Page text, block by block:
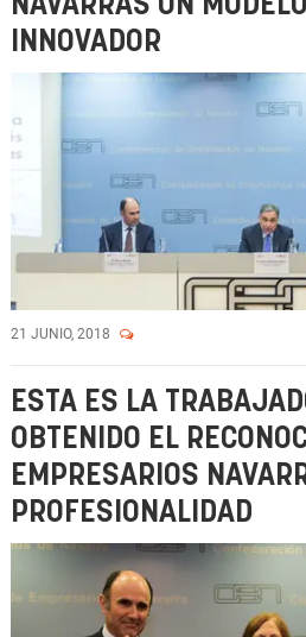
INNOVADOR
21 JUNIO, 2018
ESTA ES LA
OBTENIDO EL
EMPRESARIOS
PROFESIONALIDAD